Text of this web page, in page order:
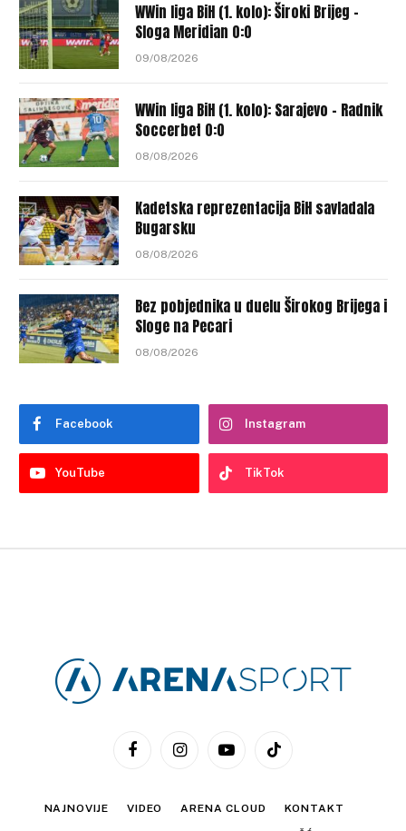
WWin liga BiH (1. kolo): Široki Brijeg –
Sloga Meridian 0:0
09/08/2026
WWin liga BiH (1. kolo): Sarajevo – Radnik
Soccerbet 0:0
08/08/2026
Kadetska reprezentacija BiH savladala
Bugarsku
08/08/2026
Bez pobjednika u duelu Širokog Brijega i
Sloge na Pecari
08/08/2026
Facebook Instagram
YouTube TikTok
FacebookInstagramYouTubeTikTok
NAJNOVIJE VIDEO ARENA CLOUD KONTAKT